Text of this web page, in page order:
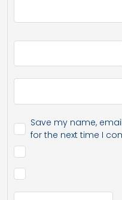
Save my name,
for the next time I